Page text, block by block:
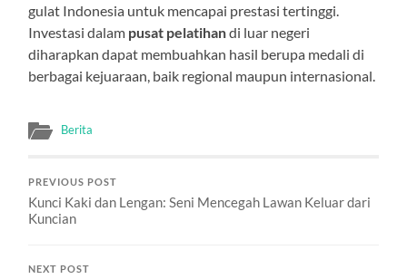
gulat Indonesia untuk mencapai prestasi tertinggi.
Investasi dalam pusat pelatihandi luar negeri
diharapkan dapat membuahkan hasil berupa medali di
berbagai kejuaraan, baik regional maupun internasional.
Berita
PREVIOUS POST
Kunci Kaki dan Lengan: Seni Mencegah Lawan Keluar dari
Kuncian
NEXT POST